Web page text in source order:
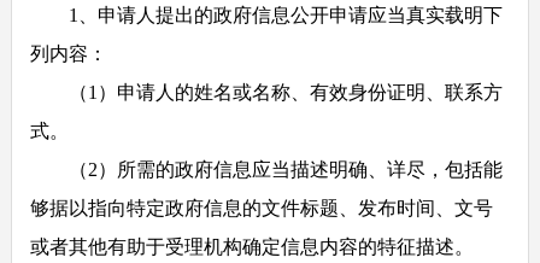
1
、申请人提出的政府信息公开申请应当真实载明下
列内容：
（1 ）申请人的姓名或名称、有效身份证明、联系方
式。
（2）所需的政府信息应当描述明确、详尽，包括能
够据以指向特定政府信息的文件标题、发布时间、文号
或者其他有助于受理机构确定信息内容的特征描述。